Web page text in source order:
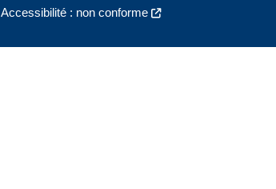
Accessibilité : non conforme